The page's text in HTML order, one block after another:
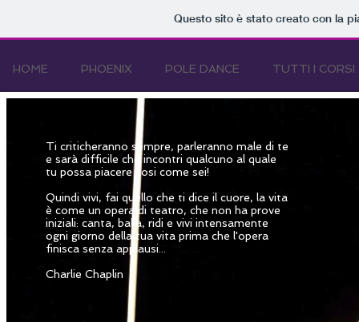
Questo sito è stato creato con la
HOME PHOENIX POLE DANCE TUTTI I CORSI
Ti criticheranno sempre, parleranno male di te
e sarà difficile che incontri qualcuno al quale
tu possa piacere cosi come sei!
Quindi vivi, fai quello che ti dice il cuore, la vita
è come un opera di teatro, che non ha prove
iniziali: canta, balla, ridi e vivi intensamente
ogni giorno della tua vita prima che l'opera
finisca senza applausi...
Charlie Chaplin